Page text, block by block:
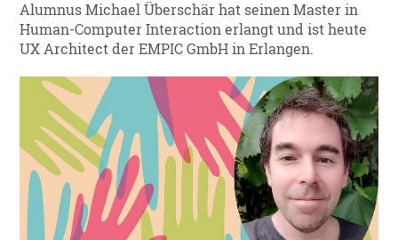
Alumnus Michael Überschär hat seinen Master in
Human-Computer Interaction erlangt und ist heute
UX Architect der EMPIC GmbH in Erlangen.